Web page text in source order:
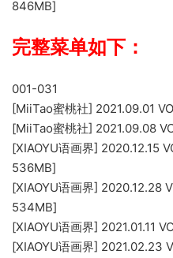
846MB]
完整菜单如下：
001-031
[MiiTao蜜桃社] 2021.09.01
[MiiTao蜜桃社] 2021.09.08
[XIAOYU语画界] 2020.12.15
536MB]
[XIAOYU语画界] 2020.12.28
534MB]
[XIAOYU语画界] 2021.01.11
[XIAOYU语画界] 2021.02.23